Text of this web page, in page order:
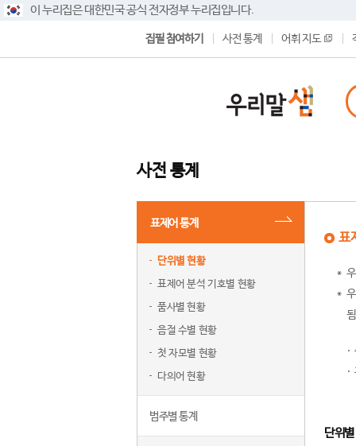
이 누리집은 대한민국 공식 전자정부 누리집입니다.
집필 참여하기 사전 통계 어휘 지도
사전 통계
표제어 통계
단위별 현황
표제어 분석 기호별 현황
품사별 현황
음절 수별 현황
첫 자모별 현황
다의어 현황
범주별 통계
표
단위